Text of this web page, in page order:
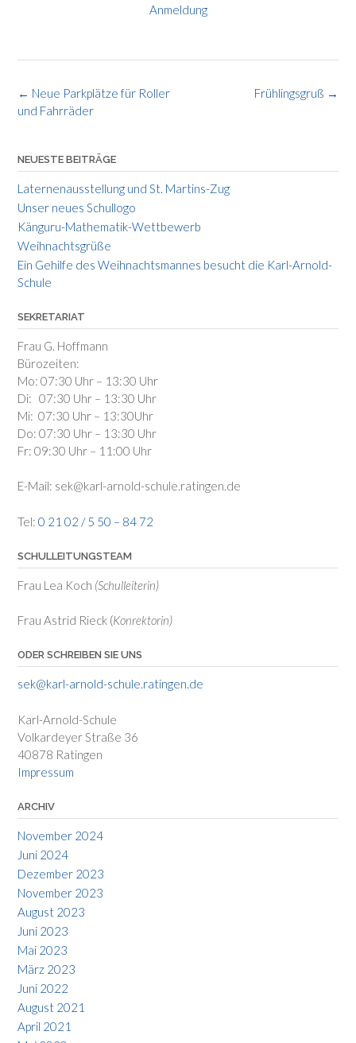
Anmeldung
Post
navigation
Frühlingsgruß →
← Neue Parkplätze für Roller
und Fahrräder
NEUESTE BEITRÄGE
Laternenausstellung und St. Martins-Zug
Unser neues Schullogo
Känguru-Mathematik-Wettbewerb
Weihnachtsgrüße
Ein Gehilfe des Weihnachtsmannes besucht die Karl-Arnold-
Schule
SEKRETARIAT
Frau G. Hoffmann
Bürozeiten:
Mo: 07:30 Uhr – 13:30 Uhr
Di: 07:30 Uhr – 13:30 Uhr
Mi: 07:30 Uhr – 13:30Uhr
Do: 07:30 Uhr – 13:30 Uhr
Fr: 09:30 Uhr – 11:00 Uhr
E-Mail: sek@karl-arnold-schule.ratingen.de
Tel: 0 21 02 / 5 50 – 84 72
SCHULLEITUNGSTEAM
Frau Lea Koch (Schulleiterin)
Frau Astrid Rieck (Konrektorin)
ODER SCHREIBEN SIE UNS
sek@karl-arnold-schule.ratingen.de
Karl-Arnold-Schule
Volkardeyer Straße 36
40878 Ratingen
Impressum
ARCHIV
November 2024
Juni 2024
Dezember 2023
November 2023
August 2023
Juni 2023
Mai 2023
März 2023
Juni 2022
August 2021
April 2021